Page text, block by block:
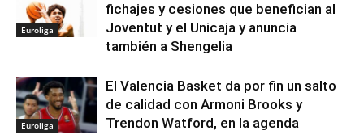
Euroliga
fichajes y cesiones que benefician al
Joventut y el Unicaja y anuncia
también a Shengelia
Euroliga
El Valencia Basket da por fin un salto
de calidad con Armoni Brooks y
Trendon Watford, en la agenda